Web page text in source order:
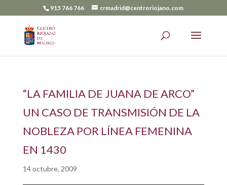
915 766 766 crmadrid@centroriojano.com
“LA FAMILIA DE JUANA DE ARCO”
UN CASO DE TRANSMISIÓN DE LA
NOBLEZA POR LÍNEA FEMENINA
EN 1430
14 octubre, 2009